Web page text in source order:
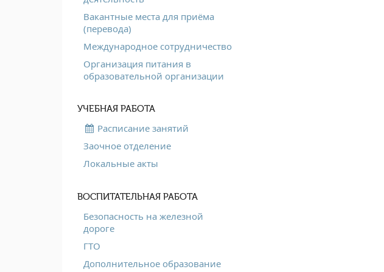
Вакантные места для приёма
(перевода)
Международное сотрудничество
Организация питания в
образовательной организации
УЧЕБНАЯ РАБОТА
Расписание занятий
Заочное отделение
Локальные акты
ВОСПИТАТЕЛЬНАЯ РАБОТА
Безопасность на железной
дороге
ГТО
Дополнительное образование